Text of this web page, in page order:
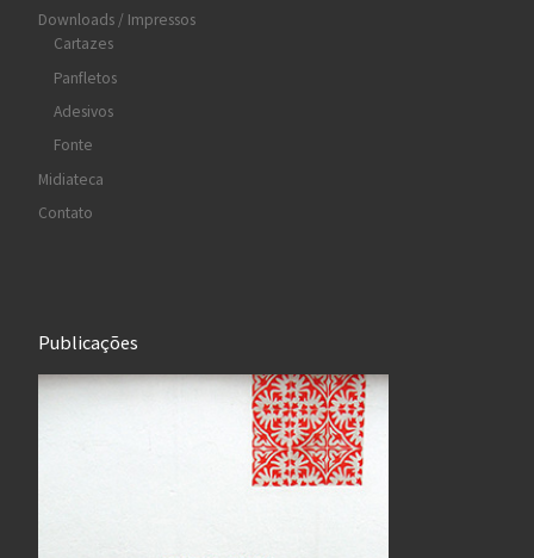
Downloads / Impressos
Cartazes
Panfletos
Adesivos
Fonte
Midiateca
Contato
Publicações